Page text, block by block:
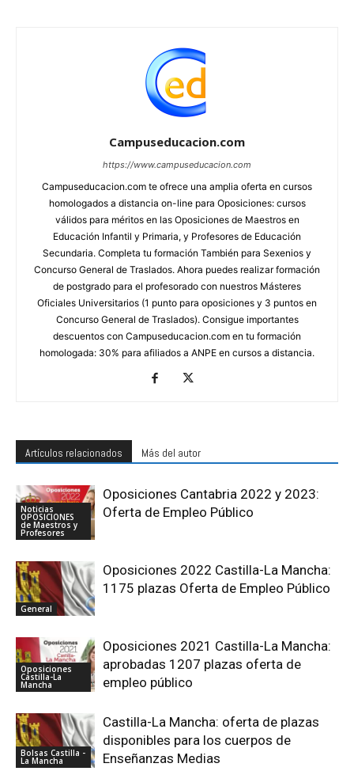
Campuseducacion.com
https://www.campuseducacion.com
Campuseducacion.com te ofrece una amplia oferta en cursos
homologados a distancia on-line para Oposiciones: cursos
válidos para méritos en las Oposiciones de Maestros en
Educación Infantil y Primaria, y Profesores de Educación
Secundaria. Completa tu formación También para Sexenios y
Concurso General de Traslados. Ahora puedes realizar formación
de postgrado para el profesorado con nuestros Másteres
Oficiales Universitarios (1 punto para oposiciones y 3 puntos en
Concurso General de Traslados). Consigue importantes
descuentos con Campuseducacion.com en tu formación
homologada: 30% para afiliados a ANPE en cursos a distancia.
Artículos relacionados Más del autor
Noticias
OPOSICIONES
de Maestros y
Profesores
Oposiciones Cantabria 2022 y 2023:
Oferta de Empleo Público
General
Oposiciones 2022 Castilla-La Mancha:
1175 plazas Oferta de Empleo Público
Oposiciones
Castilla-La
Mancha
Oposiciones 2021 Castilla-La Mancha:
aprobadas 1207 plazas oferta de
empleo público
Bolsas Castilla -
La Mancha
Castilla-La Mancha: oferta de plazas
disponibles para los cuerpos de
Enseñanzas Medias